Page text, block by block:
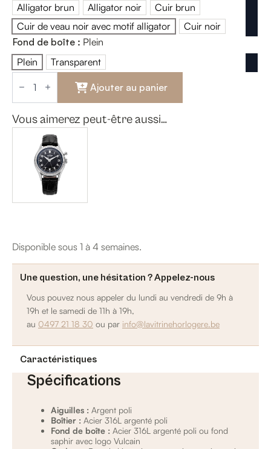
Alligator brunAlligator brunAlligator noirAlligator noirCuir brun
Cuir brun
Cuir de veau noir avec motif alligator
Cuir de veau noir avec motif alligator
Cuir noir
Cuir noir
Fond de boîte : Plein
PleinPlein Transparent
Transparent
quantité
de
Classique
39
mm
Ajouter au panier
Vous aimerez peut-être aussi…
Disponible sous 1 à 4 semaines.
Une question, une hésitation ? Appelez-nous
Vous pouvez nous appeler du lundi au vendredi de 9h à
19h et le samedi de 11h à 19h,
au 0497 21 18 30 ou par info@lavitrinehorlogere.be
Caractéristiques
Spécifications
Aiguilles : Argent poli
Boîtier : Acier 316L argenté poli
Fond de boîte : Acier 316L argenté poli ou fond
saphir avec logo Vulcain